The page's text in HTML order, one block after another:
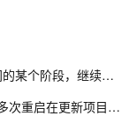
如图，请问在云效，流水线执行能否绕过中间的某个阶段，继续向后执行？
更新到2.5.0后经常引起PyCharm闪退，后续多次重启在更新项目索引的时候闪退退